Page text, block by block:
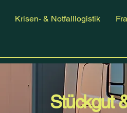
Krisen- & Notfalllogistik
Stückgut